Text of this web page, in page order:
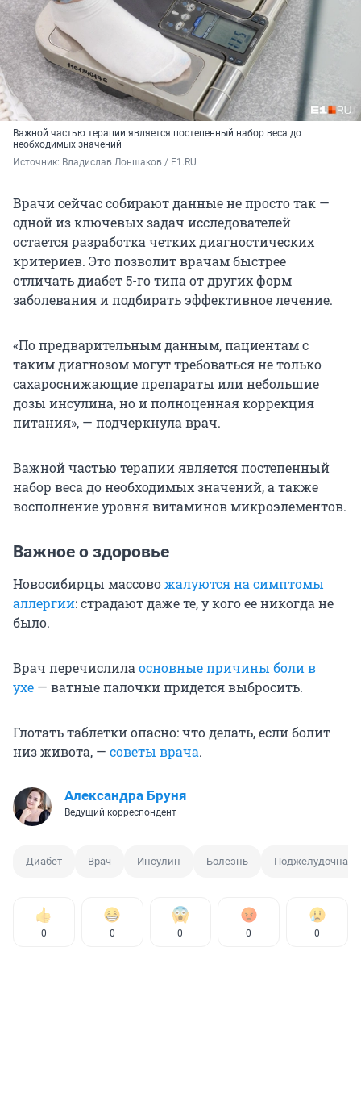
Важной частью терапии является постепенный набор веса до
необходимых значений
Источник: Владислав Лоншаков / E1.RU
Врачи сейчас собирают данные не просто так —
одной из ключевых задач исследователей
остается разработка четких диагностических
критериев. Это позволит врачам быстрее
отличать диабет 5-го типа от других форм
заболевания и подбирать эффективное лечение.
«По предварительным данным, пациентам с
таким диагнозом могут требоваться не только
сахароснижающие препараты или небольшие
дозы инсулина, но и полноценная коррекция
питания», — подчеркнула врач.
Важной частью терапии является постепенный
набор веса до необходимых значений, а также
восполнение уровня витаминов микроэлементов.
Важное о здоровье
Новосибирцы массовожалуются на симптомы
аллергии: страдают даже те, у кого ее никогда не
было.
Врач перечислила основные причины боли в
ухе — ватные палочки придется выбросить.
Глотать таблетки опасно: что делать, если болит
низ живота, — советы врача.
Александра Бруня
Ведущий корреспондент
Диабет Врач Инсулин Болезнь Поджелудочная
0 0 0 0 0